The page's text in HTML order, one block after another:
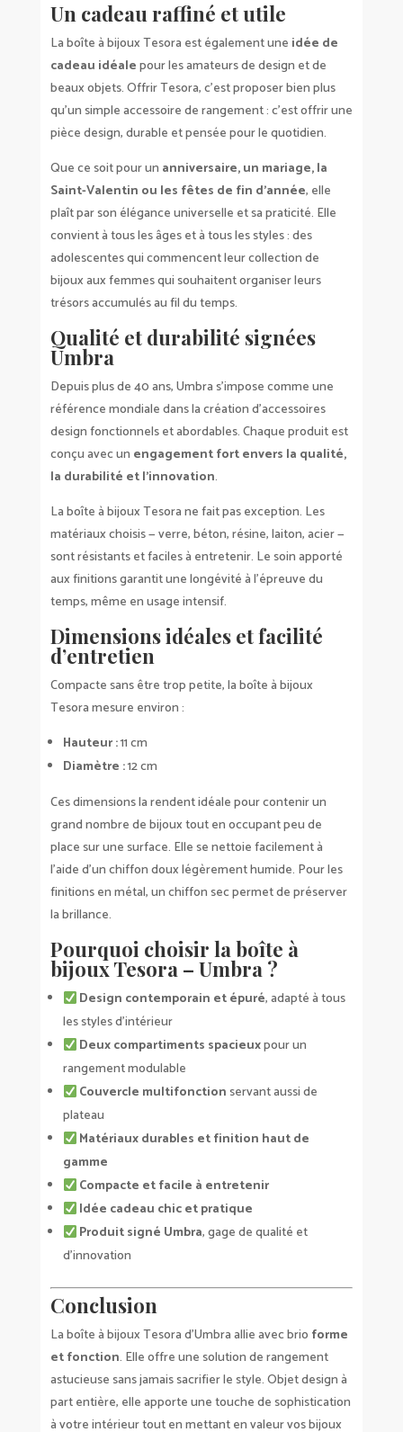
Un cadeau raffiné et utile
La boîte à bijoux Tesora est également une idée de
cadeau idéalepour les amateurs de design et de
beaux objets. Offrir Tesora, c’est proposer bien plus
qu’un simple accessoire de rangement : c’est offrir une
pièce design, durable et pensée pour le quotidien.
Que ce soit pour un anniversaire, un mariage, la
Saint-Valentin ou les fêtes de fin d’année, elle
plaît par son élégance universelle et sa praticité. Elle
convient à tous les âges et à tous les styles : des
adolescentes qui commencent leur collection de
bijoux aux femmes qui souhaitent organiser leurs
trésors accumulés au fil du temps.
Qualité et durabilité signées
Umbra
Depuis plus de 40 ans, Umbra s’impose comme une
référence mondiale dans la création d’accessoires
design fonctionnels et abordables. Chaque produit est
conçu avec un engagement fort envers la qualité,
la durabilité et l’innovation.
La boîte à bijoux Tesora ne fait pas exception. Les
matériaux choisis — verre, béton, résine, laiton, acier —
sont résistants et faciles à entretenir. Le soin apporté
aux finitions garantit une longévité à l’épreuve du
temps, même en usage intensif.
Dimensions idéales et facilité
d’entretien
Compacte sans être trop petite, la boîte à bijoux
Tesora mesure environ :
Hauteur :11 cm
Diamètre :12 cm
Ces dimensions la rendent idéale pour contenir un
grand nombre de bijoux tout en occupant peu de
place sur une surface. Elle se nettoie facilement à
l’aide d’un chiffon doux légèrement humide. Pour les
finitions en métal, un chiffon sec permet de préserver
la brillance.
Pourquoi choisir la boîte à
bijoux Tesora – Umbra ?
Design contemporain et épuré, adapté à tous
les styles d’intérieur
Deux compartiments spacieuxpour un
rangement modulable
Couvercle multifonctionservant aussi de
plateau
Matériaux durables et finition haut de
gamme
Compacte et facile à entretenir
Idée cadeau chic et pratique
Produit signé Umbra, gage de qualité et
d’innovation
Conclusion
La boîte à bijoux Tesora d’Umbra allie avec brio forme
et fonction. Elle offre une solution de rangement
astucieuse sans jamais sacrifier le style. Objet design à
part entière, elle apporte une touche de sophistication
à votre intérieur tout en mettant en valeur vos bijoux